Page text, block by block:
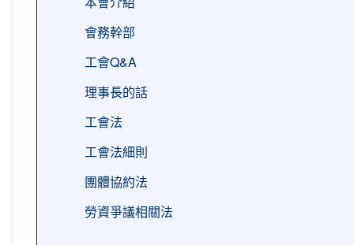
會務幹部
工會Q&A
理事長的話
工會法
工會法細則
團體協約法
勞資爭議相關法